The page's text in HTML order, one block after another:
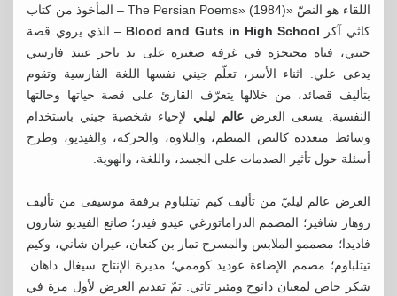
اللقاء هو النصّ «The Persian Poems» (1984) – المأخوذ من كتاب
كاثي آكر Blood and Guts in High School – الذي يروي قصة
جيني، فتاة محتجزة في غرفة صغيرة على يد تاجر عبيد فارسي
يدعى علي. اثناء الأسر، تعلّم جيني نفسها اللغة الفارسية وتقوم
بتأليف قصائد، من خلالها يتعرّف القارئ على قصة حياتها وحالتها
النفسية. يسعى العرضعالم ليلي لإحياء شخصية جيني باستخدام
وسائط متعددة كالنص المنظم، والتلاوة، والحركة، والفيديو، وطرح
أسئلة حول تأثير الصدمات على الجسد، واللغة، والهوية.
العرض عالم ليليّ من تأليف كيم تيتلباوم برفقة موسيقى من تأليف
زوهار شافير؛ المصمم الدراماتورغي عيدو فيدر؛ صانع الفيديو شارون
فاديدا؛ مصممو الملابس والمسرح تمار بن كنعان، عيران شاني، وكيم
تيتلباوم؛ مصمم الإضاءة عوديد كوممي؛ مديرة الإنتاج سيغال داهان.
شكر خاص لمعيان دانوخ ومئىر تاتي. تمّ تقديم العرض لأول مرة في